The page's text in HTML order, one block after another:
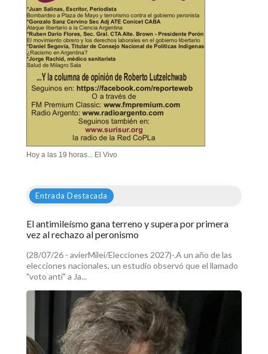
Hoy a las 19 horas... El Vivo
Entrada Destacada
El antimileísmo gana terreno y supera por primera
vez al rechazo al peronismo
(28/07/26 - avierMilei/Elecciones 2027)-.A un año de las
elecciones nacionales, un estudio observó que el llamado
"voto anti" a Ja...